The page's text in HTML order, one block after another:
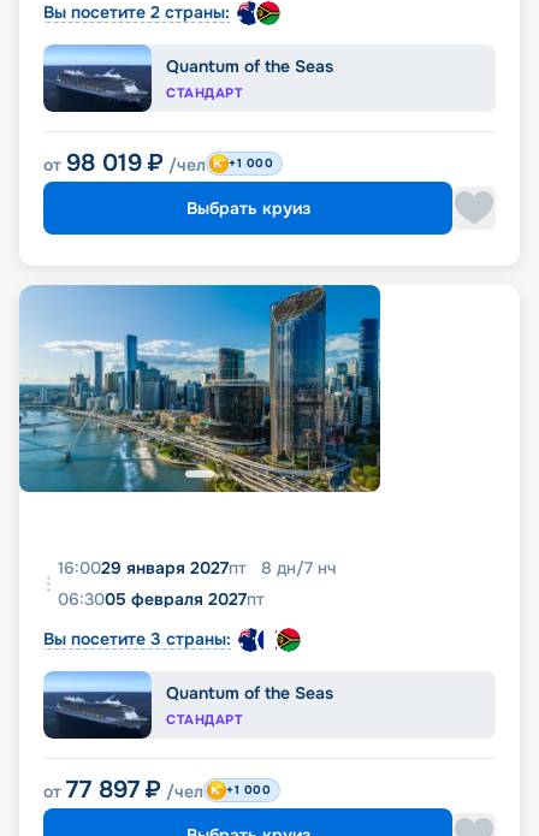
Вы посетите 2 страны:
Quantum of the Seas
СТАНДАРТ
от 98 019 ₽ /чел +1 000
Выбрать круиз
16:0029 января 2027пт 8 дн/7 нч
06:3005 февраля 2027пт
Вы посетите 3 страны:
Quantum of the Seas
СТАНДАРТ
от 77 897 ₽ /чел +1 000